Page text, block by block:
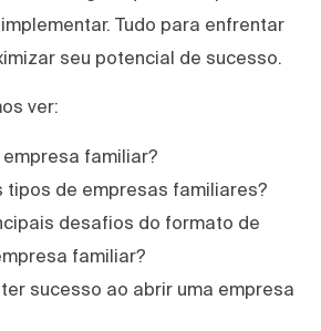
Tudo para enfrentar
seu potencial de sucesso.
ver:
empresa familiar?
tipos de empresas familiares?
desafios do formato de
familiar?
sucesso ao abrir uma empresa